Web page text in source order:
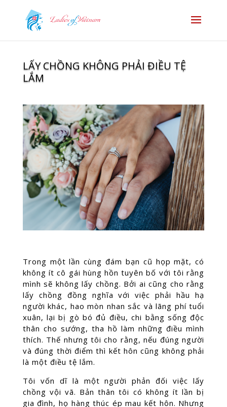
LẤY CHỒNG KHÔNG PHẢI ĐIỀU TỆ
LẮM
Trong một lần cùng đám bạn cũ họp mặt, có
không ít cô gái hùng hồn tuyên bố với tôi rằng
mình sẽ không lấy chồng. Bởi ai cũng cho rằng
lấy chồng đồng nghĩa với việc phải hầu hạ
người khác, hao mòn nhan sắc và lãng phí tuổi
xuân, lại bị gò bó đủ điều, chi bằng sống độc
thân cho sướng, tha hồ làm những điều mình
thích. Thế nhưng tôi cho rằng, nếu đúng người
và đúng thời điểm thì kết hôn cũng không phải
là một điều tệ lắm.
Tôi vốn dĩ là một người phản đối việc lấy
chồng vội vã. Bản thân tôi có không ít lần bị
gia đình, họ hàng thúc ép mau kết hôn. Nhưng